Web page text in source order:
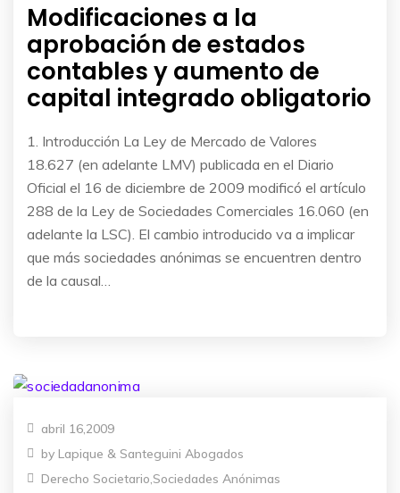
Modificaciones a la
aprobación de estados
contables y aumento de
capital integrado obligatorio
1. Introducción La Ley de Mercado de Valores
18.627 (en adelante LMV) publicada en el Diario
Oficial el 16 de diciembre de 2009 modificó el artículo
288 de la Ley de Sociedades Comerciales 16.060 (en
adelante la LSC). El cambio introducido va a implicar
que más sociedades anónimas se encuentren dentro
de la causal…
abril 16,2009
by Lapique & Santeguini Abogados
Derecho Societario,Sociedades Anónimas